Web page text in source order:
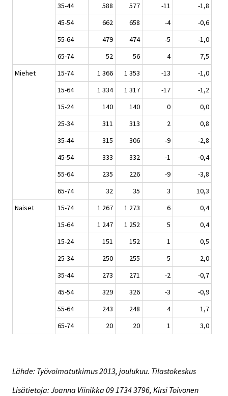
35-44
588 577 -11
-1,8
45-54
662 658 -4
-0,6
55-64
479 474 -5
-1,0
65-74
52 56 4
7,5
Miehet
15-74 1 366 1 353 -13
-1,0
15-64
1 334 1 317 -17
-1,2
15-24
140 140 0
0,0
25-34
311 313 2
0,8
35-44
315 306 -9
-2,8
45-54
333 332 -1
-0,4
55-64
235 226 -9
-3,8
65-74
32 35 3
10,3
Naiset
15-74 1 267 1 273 6
0,4
15-64
1 247 1 252 5
0,4
15-24
151 152 1
0,5
25-34
250 255 5
2,0
35-44
273 271 -2
-0,7
45-54
329 326 -3
-0,9
55-64
243 248 4
1,7
65-74
20 20 1 3,0
Lähde: Työvoimatutkimus 2013, joulukuu. Tilastokeskus
Lisätietoja: Joanna Viinikka 09 1734 3796, Kirsi Toivonen